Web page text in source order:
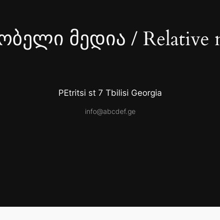
მედია / Relative
PEtritsi st 7 Tbilisi Georgia
info@abcdef.ge